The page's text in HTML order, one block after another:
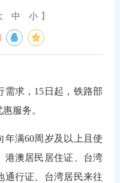
中 小 】
求，15日起，铁路部
优惠服务。
满60周岁及以上且使
港澳居民居住证、台湾
通行证、台湾居民来往